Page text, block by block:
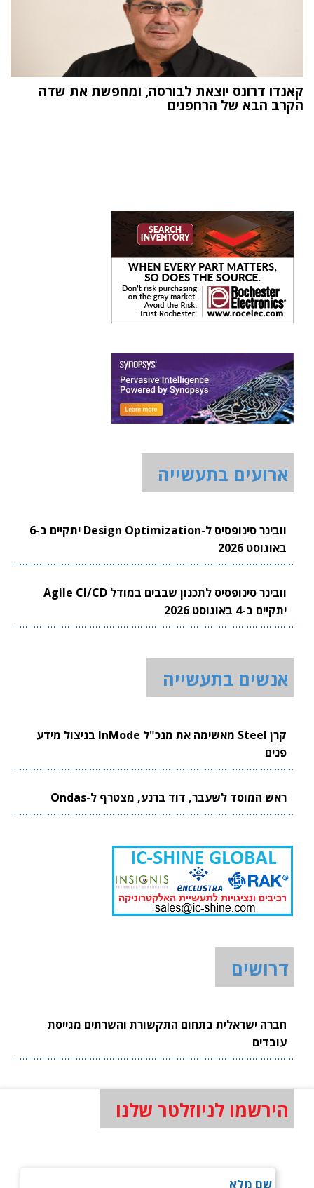
קאנדו דרונס יוצאת לבורסה, ומחפשת את שדה
הקרב הבא של הרחפנים
ארועים בתעשייה
וובינר סינופסיס ל-Design Optimization יתקיים ב-6
באוגוסט 2026
וובינר סינופסיס לתכנון שבבים במודל Agile CI/CD
יתקיים ב-4 באוגוסט 2026
אנשים בתעשייה
קרן Steel מאשימה את מנכ"ל InMode בניצול מידע
פנים
ראש המוסד לשעבר, דוד ברנע, מצטרף ל-Ondas
דרושים
חברה ישראלית בתחום התקשורת והשרתים מגייסת
עובדים
הירשמו לניוזלטר שלנו